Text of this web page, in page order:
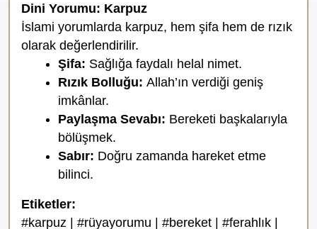
Dini Yorumu: Karpuz
İslami yorumlarda karpuz, hem şifa hem de rızık
olarak değerlendirilir.
Şifa: Sağlığa faydalı helal nimet.
Rızık Bolluğu: Allah’ın verdiği geniş
imkânlar.
Paylaşma Sevabı: Bereketi başkalarıyla
bölüşmek.
Sabır: Doğru zamanda hareket etme
bilinci.
Etiketler:
#karpuz | #rüyayorumu | #bereket | #ferahlık |